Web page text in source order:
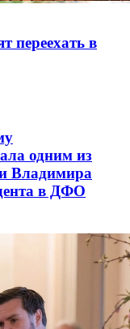
переехать в
одним из
Владимира
в ДФО